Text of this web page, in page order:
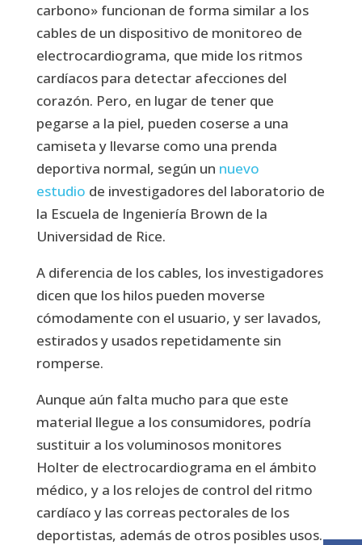
carbono» funcionan de forma similar a los
cables de un dispositivo de monitoreo de
electrocardiograma, que mide los ritmos
cardíacos para detectar afecciones del
corazón. Pero, en lugar de tener que
pegarse a la piel, pueden coserse a una
camiseta y llevarse como una prenda
deportiva normal, según un nuevo
estudio de investigadores del laboratorio de
la Escuela de Ingeniería Brown de la
Universidad de Rice.
A diferencia de los cables, los investigadores
dicen que los hilos pueden moverse
cómodamente con el usuario, y ser lavados,
estirados y usados repetidamente sin
romperse.
Aunque aún falta mucho para que este
material llegue a los consumidores, podría
sustituir a los voluminosos monitores
Holter de electrocardiograma en el ámbito
médico, y a los relojes de control del ritmo
cardíaco y las correas pectorales de los
deportistas, además de otros posibles usos.